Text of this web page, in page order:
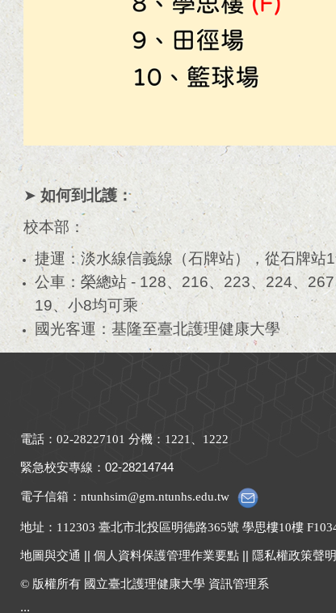
➤ 如何到北護：
校本部：
捷運：淡水線信義線（石牌站），從石牌
公車：榮總站 - 128、216、223、224、
19、小8均可乘
國光客運：基隆至臺北護理健康大學
電話：02-28227101 分機：1221、1222
緊急校安專線 ： 02-28214744
電子信箱：ntunhsim@gm.ntunhs.edu.tw
地址： 112303 臺北市北投區明德路365號 學思樓10樓
地圖與交通 個人資料保護管理作業要點 隱私權政策聲明
© 版權所有 國立臺北護理健康大學 資訊管理系